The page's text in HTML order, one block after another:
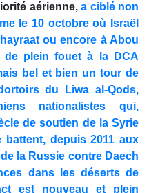
aérienne,a ciblé non
le 10 octobre où Israël
ou encore à Abou
de plein fouet à la DCA
bel et bien un tour de
du Liwa al-Qods,
nationalistes qui,
de soutien de la Syrie
depuis 2011 aux
la Russie contre Daech
dans les déserts de
est nouveau et plein